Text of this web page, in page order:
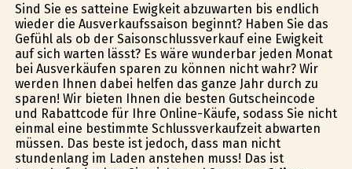
Sind Sie es satteine Ewigkeit abzuwarten bis endlich
wieder die Ausverkaufssaison beginnt? Haben Sie das
Gefühl als ob der Saisonschlussverkauf eine Ewigkeit
auf sich warten lässt? Es wäre wunderbar jeden Monat
bei Ausverkäufen sparen zu können nicht wahr? Wir
werden Ihnen dabei helfen das ganze Jahr durch zu
sparen! Wir bieten Ihnen die besten Gutscheincode
und Rabattcode für Ihre Online-Käufe, sodass Sie nicht
einmal eine bestimmte Schlussverkaufzeit abwarten
müssen. Das beste ist jedoch, dass man nicht
stundenlang im Laden anstehen muss! Das ist